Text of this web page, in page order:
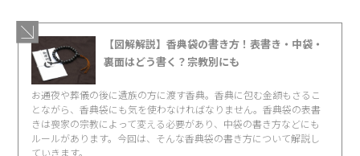
【図解解説】香典袋の書き方！表書き・中袋・
裏面はどう書く？宗教別にも
お通夜や葬儀の後に遺族の方に渡す香典。香典に包む金額もさるこ
とながら、香典袋にも気を使わなければなりません。香典袋の表書
きは喪家の宗教によって変える必要があり、中袋の書き方などにも
ルールがあります。今回は、そんな香典袋の書き方について解説し